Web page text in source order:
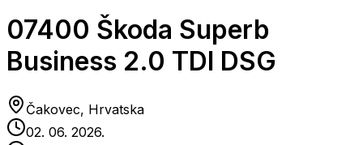
07400 Škoda Superb
Business 2.0 TDI DSG
Čakovec, Hrvatska
02. 06. 2026.